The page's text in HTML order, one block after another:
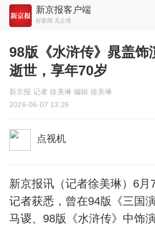
新京报客户端
好新闻 无止境
98版《水浒传》晁盖饰
逝世，享年70岁
新京报 记者 徐美琳 编辑 徐美琳
2026-06-07 13:26
点视机
新京报讯（记者徐美琳）6月
记者获悉，曾在94版《三国
马谡、98版《水浒传》中饰